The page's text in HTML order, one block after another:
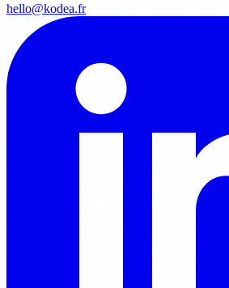
hello@kodea.fr